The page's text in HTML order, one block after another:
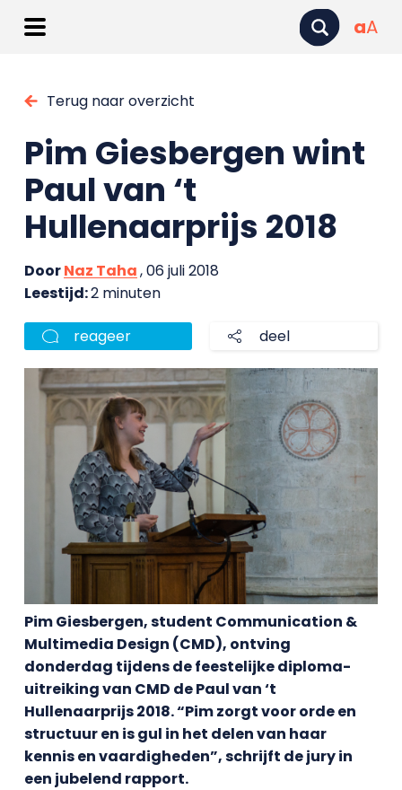
aA
Terug naar overzicht
Pim Giesbergen wint
Paul van ‘t
Hullenaarprijs 2018
DoorNaz Taha, 06 juli 2018
Leestijd:2 minuten
reageer deel
Pim Giesbergen, student Communication &
Multimedia Design (CMD), ontving
donderdag tijdens de feestelijke diploma-
uitreiking van CMD de Paul van ‘t
Hullenaarprijs 2018. “Pim zorgt voor orde en
structuur en is gul in het delen van haar
kennis en vaardigheden”, schrijft de jury in
een jubelend rapport.